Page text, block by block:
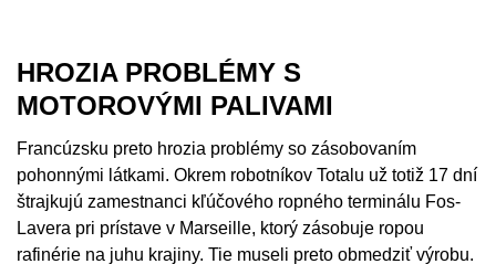
HROZIA PROBLÉMY S
MOTOROVÝMI PALIVAMI
Francúzsku preto hrozia problémy so zásobovaním
pohonnými látkami. Okrem robotníkov Totalu už totiž 17 dní
štrajkujú zamestnanci kľúčového ropného terminálu Fos-
Lavera pri prístave v Marseille, ktorý zásobuje ropou
rafinérie na juhu krajiny. Tie museli preto obmedziť výrobu.